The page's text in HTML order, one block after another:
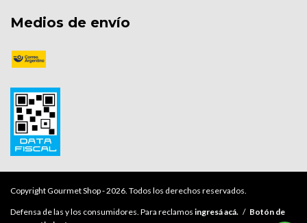
Medios de envío
Copyright Gourmet Shop - 2026. Todos los derechos reservados.
Defensa de las y los consumidores. Para reclamos ingresá acá. / Botón de